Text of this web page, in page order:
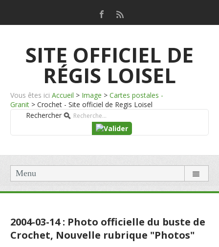
SITE OFFICIEL DE
RÉGIS LOISEL
Vous êtes ici Accueil > Image > Cartes postales -
Granit > Crochet - Site officiel de Regis Loisel
Rechercher
Menu
2004-03-14 : Photo officielle du buste de
Crochet, Nouvelle rubrique "Photos"